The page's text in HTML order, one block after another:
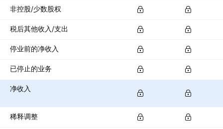
非控股/少数股权
税后其他收入/支出
停业前的净收入
已停止的业务
净收入
稀释调整